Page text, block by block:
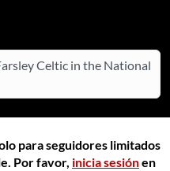
Celtic in the National
para seguidores limitados
Por favor, inicia sesiónen